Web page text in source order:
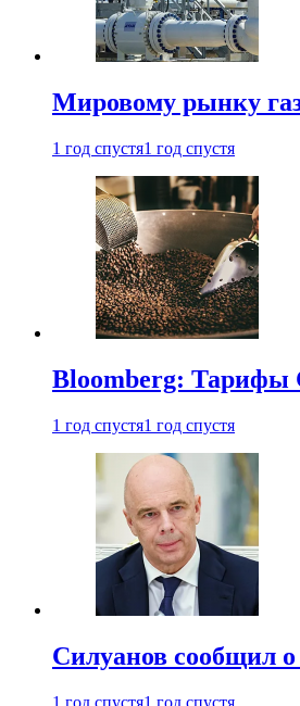
Мировому рынку
1 год спустя1 год спустя
Bloomberg: Тарифы
1 год спустя1 год спустя
Силуанов сообщил о
1 год спустя1 год спустя